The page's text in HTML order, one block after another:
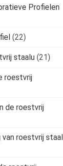
Profielen
(22)
staalu (21)
roestvrij
de roestvrij
van roestvrij